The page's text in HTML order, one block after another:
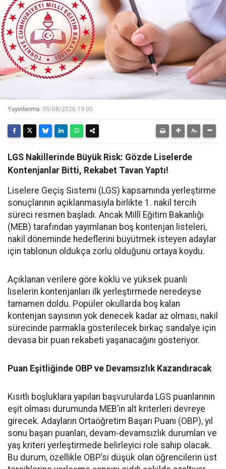
Yayınlanma: 05/08/2026 19:00
LGS Nakillerinde Büyük Risk: Gözde Liselerde
Kontenjanlar Bitti, Rekabet Tavan Yaptı!
Liselere Geçiş Sistemi (LGS) kapsamında yerleştirme
sonuçlarının açıklanmasıyla birlikte 1. nakil tercih
süreci resmen başladı. Ancak Millî Eğitim Bakanlığı
(MEB) tarafından yayımlanan boş kontenjan listeleri,
nakil döneminde hedeflerini büyütmek isteyen adaylar
için tablonun oldukça zorlu olduğunu ortaya koydu.
Açıklanan verilere göre köklü ve yüksek puanlı
liselerin kontenjanları ilk yerleştirmede neredeyse
tamamen doldu. Popüler okullarda boş kalan
kontenjan sayısının yok denecek kadar az olması, nakil
sürecinde parmakla gösterilecek birkaç sandalye için
devasa bir puan rekabeti yaşanacağını gösteriyor.
Puan Eşitliğinde OBP ve Devamsızlık Kazandıracak
Kısıtlı boşluklara yapılan başvurularda LGS puanlarının
eşit olması durumunda MEB’in alt kriterleri devreye
girecek. Adayların Ortaöğretim Başarı Puanı (OBP), yıl
sonu başarı puanları, devam-devamsızlık durumları ve
yaş kriteri yerleştirmede belirleyici role sahip olacak.
Bu durum, özellikle OBP’si düşük olan öğrencilerin üst